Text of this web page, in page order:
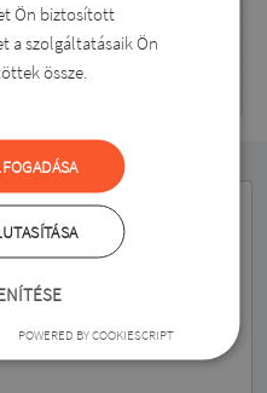
értesíthessünk az
Ön biztosított
a szolgáltatásaik Ön
össze.
POWERED BY COOKIESCRIPT